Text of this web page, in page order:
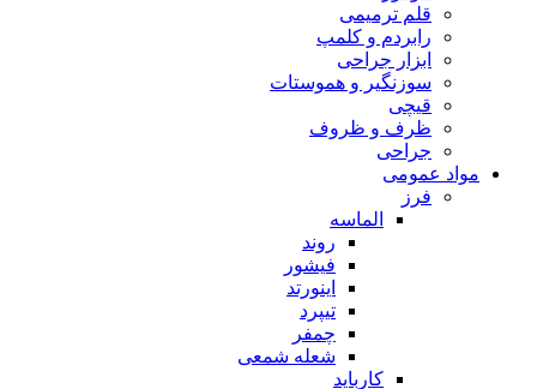
قلم ترمیمی
رابردم و کلمپ
ابزار جراحی
سوزنگیر و هموستات
قیچی
ظرف و ظروف
جراحی
مواد عمومی
فرز
الماسه
روند
فیشور
اینورتد
تیپرد
چمفر
شعله شمعی
کارباید